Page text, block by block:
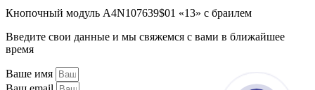
Кнопочный модуль А4N107639$01 «13» с браилем
Введите свои данные и мы свяжемся с вами в ближайшее
время
Ваше имя